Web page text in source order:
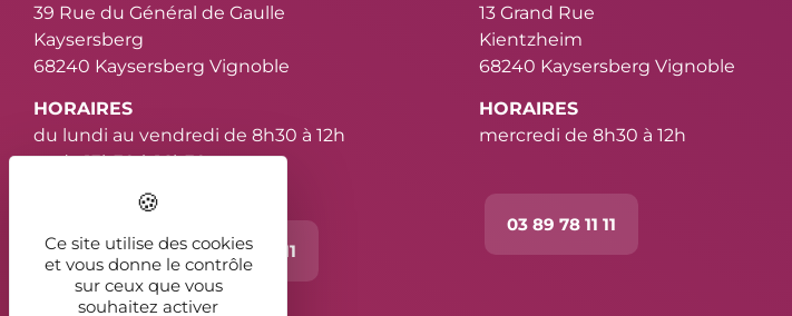
39 Rue du Général de Gaulle
Kaysersberg
68240 Kaysersberg Vignoble
HORAIRES
du lundi au vendredi de 8h30 à 12h
et de 13h30 à 16h30
Contact 03 89 78 11 11
13 Grand Rue
Kientzheim
68240 Kaysersberg Vignoble
HORAIRES
mercredi de 8h30 à 12h
03 89 78 11 11
Ce site utilise des cookies
et vous donne le contrôle
sur ceux que vous
souhaitez activer